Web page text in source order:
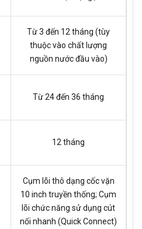
Từ 3 đến 12 tháng (tùy
thuộc vào chất lượng
nguồn nước đầu vào)
Từ 24 đến 36 tháng
12 tháng
Cụm lõi thô dạng cốc vặn
10 inch truyền thống; Cụm
lõi chức năng sử dụng cút
nối nhanh (Quick Connect)